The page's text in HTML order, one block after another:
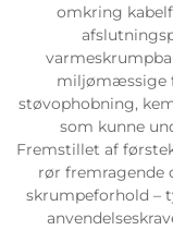
omkring
miljømæssige
støvophobning,
som kunne
Fremstillet af
rør fremragende
skrumpeforhold –